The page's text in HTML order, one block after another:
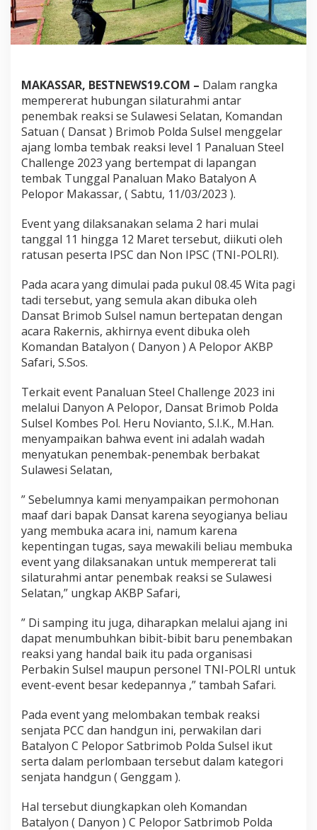
B
e
r
t
d
i
n
g
d
i
A
j
a
n
T
e
m
b
k
R
e
k
s
u
n
g
g
a
l
P
a
a
l
u
a
n
S
t
e
C
h
a
l
g
e
2
0
3
MAKASSAR, BESTNEWS19.COM – Dalam rangka
mempererat hubungan silaturahmi antar
penembak reaksi se Sulawesi Selatan, Komandan
Satuan ( Dansat ) Brimob Polda Sulsel menggelar
ajang lomba tembak reaksi level 1 Panaluan Steel
Challenge 2023 yang bertempat di lapangan
tembak Tunggal Panaluan Mako Batalyon A
Pelopor Makassar, ( Sabtu, 11/03/2023 ).
Event yang dilaksanakan selama 2 hari mulai
tanggal 11 hingga 12 Maret tersebut, diikuti oleh
ratusan peserta IPSC dan Non IPSC (TNI-POLRI).
Pada acara yang dimulai pada pukul 08.45 Wita pagi
tadi tersebut, yang semula akan dibuka oleh
Dansat Brimob Sulsel namun bertepatan dengan
acara Rakernis, akhirnya event dibuka oleh
Komandan Batalyon ( Danyon ) A Pelopor AKBP
Safari, S.Sos.
Terkait event Panaluan Steel Challenge 2023 ini
melalui Danyon A Pelopor, Dansat Brimob Polda
Sulsel Kombes Pol. Heru Novianto, S.I.K., M.Han.
menyampaikan bahwa event ini adalah wadah
menyatukan penembak-penembak berbakat
Sulawesi Selatan,
” Sebelumnya kami menyampaikan permohonan
maaf dari bapak Dansat karena seyogianya beliau
yang membuka acara ini, namum karena
kepentingan tugas, saya mewakili beliau membuka
event yang dilaksanakan untuk mempererat tali
silaturahmi antar penembak reaksi se Sulawesi
Selatan,” ungkap AKBP Safari,
” Di samping itu juga, diharapkan melalui ajang ini
dapat menumbuhkan bibit-bibit baru penembakan
reaksi yang handal baik itu pada organisasi
Perbakin Sulsel maupun personel TNI-POLRI untuk
event-event besar kedepannya ,” tambah Safari.
Pada event yang melombakan tembak reaksi
senjata PCC dan handgun ini, perwakilan dari
Batalyon C Pelopor Satbrimob Polda Sulsel ikut
serta dalam perlombaan tersebut dalam kategori
senjata handgun ( Genggam ).
Hal tersebut diungkapkan oleh Komandan
Batalyon ( Danyon ) C Pelopor Satbrimob Polda